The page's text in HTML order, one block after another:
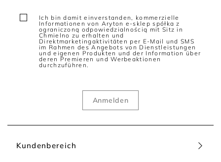
Eine Bluse aus Seide verleiht jedem Outfit eine elegante Note
und bietet zahlreiche Stylingmöglichkeiten für
unterschiedliche Anlässe. Im Büro wirkt sie zusammen mit
einem Blazer und einer klassischen Stoffhose besonders
stilvoll, während sie in Kombination mit Jeans oder fließenden
Röcken moderne Everyday-Looks schafft.
Kragenformen oder lockere Schnitte unterstreichen die
feminine Ausstrahlung der Modelle. Gleichzeitig sorgt die
natürliche Leichtigkeit des Materials für ein angenehmes
Seidenblusen eignen sich ideal für moderne Layering-
Kundenbereich
Ich bin damit einverstanden, kommerzielle
Informationen von Aryton e-sklep spółka z
ograniczoną odpowiedzialnością mit Sitz in
Chmielno zu erhalten und
Direktmarketingaktivitäten per E-Mail und SMS
im Rahmen des Angebots von Dienstleistungen
und eigenen Produkten und der Information über
deren Premieren und Werbeaktionen
durchzuführen.